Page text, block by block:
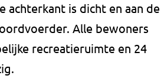
achterkant is dicht en aan de
Alle bewoners
recreatieruimte en 24